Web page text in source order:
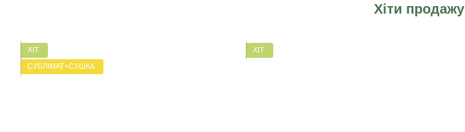
Хіти продажу
ХІТ
СУБЛІМАТ+СУШКА
ХІТ